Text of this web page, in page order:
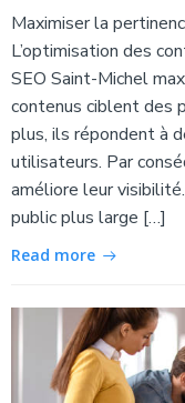
Maximiser la
L’optimisation des
SEO Saint-Michel
contenus ciblent des
plus, ils répondent à
utilisateurs. Par
améliore leur
public plus large […]
Read more